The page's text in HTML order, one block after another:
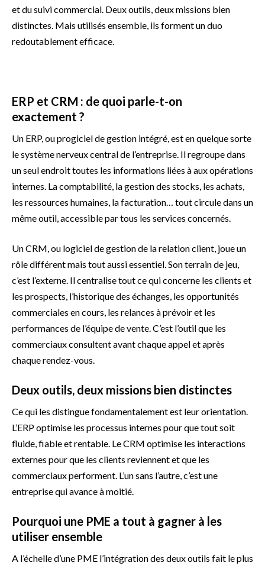
et du suivi commercial. Deux outils, deux missions bien
distinctes. Mais utilisés ensemble, ils forment un duo
redoutablement efficace.
ERP et CRM : de quoi parle-t-on
exactement ?
Un ERP, ou progiciel de gestion intégré, est en quelque sorte
le système nerveux central de l’entreprise. Il regroupe dans
un seul endroit toutes les informations liées à aux opérations
internes. La comptabilité, la gestion des stocks, les achats,
les ressources humaines, la facturation… tout circule dans un
même outil, accessible par tous les services concernés.
Un CRM, ou logiciel de gestion de la relation client, joue un
rôle différent mais tout aussi essentiel. Son terrain de jeu,
c’est l’externe. Il centralise tout ce qui concerne les clients et
les prospects, l’historique des échanges, les opportunités
commerciales en cours, les relances à prévoir et les
performances de l’équipe de vente. C’est l’outil que les
commerciaux consultent avant chaque appel et après
chaque rendez-vous.
Deux outils, deux missions bien distinctes
Ce qui les distingue fondamentalement est leur orientation.
L’ERP optimise les processus internes pour que tout soit
fluide, fiable et rentable. Le CRM optimise les interactions
externes pour que les clients reviennent et que les
commerciaux performent. L’un sans l’autre, c’est une
entreprise qui avance à moitié.
Pourquoi une PME a tout à gagner à les
utiliser ensemble
A l’échelle d’une PME l’intégration des deux outils fait le plus